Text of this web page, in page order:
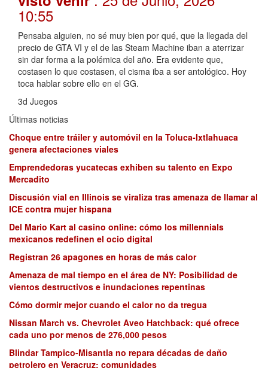
10:55
Pensaba alguien, no sé muy bien por qué, que la llegada del
precio de GTA VI y el de las Steam Machine iban a aterrizar
sin dar forma a la polémica del año. Era evidente que,
costasen lo que costasen, el cisma iba a ser antológico. Hoy
toca hablar sobre ello en el GG.
3d Juegos
Últimas noticias
Choque entre tráiler y automóvil en la Toluca-Ixtlahuaca
genera afectaciones viales
Emprendedoras yucatecas exhiben su talento en Expo
Mercadito
Discusión vial en Illinois se viraliza tras amenaza de llamar al
ICE contra mujer hispana
Del Mario Kart al casino online: cómo los millennials
mexicanos redefinen el ocio digital
Registran 26 apagones en horas de más calor
Amenaza de mal tiempo en el área de NY: Posibilidad de
vientos destructivos e inundaciones repentinas
Cómo dormir mejor cuando el calor no da tregua
Nissan March vs. Chevrolet Aveo Hatchback: qué ofrece
cada uno por menos de 276,000 pesos
Blindar Tampico-Misantla no repara décadas de daño
petrolero en Veracruz: comunidades